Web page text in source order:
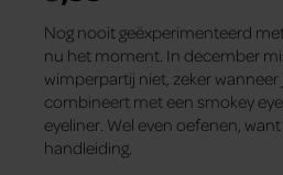
Nog nooit geëxperimenteerd
nu het moment. In december
wimperpartij niet, zeker wanneer
combineert met een smokey
eyeliner. Wel even oefenen, want
handleiding.